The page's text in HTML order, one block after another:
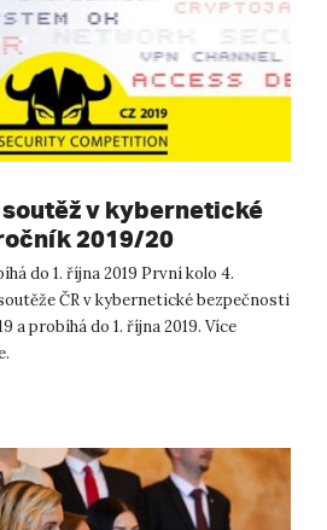
v kybernetické
2019/20
do 1. října 2019 První kolo 4.
ČR v kybernetické bezpečnosti
a probíhá do 1. října 2019. Více